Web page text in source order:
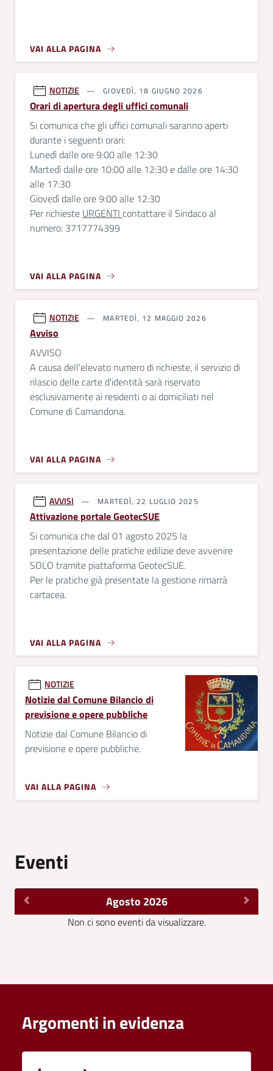
VAI ALLA PAGINA
NOTIZIE GIOVEDÌ, 18 GIUGNO 2026
Orari di apertura degli uffici comunali
Si comunica che gli uffici comunali saranno aperti
durante i seguenti orari:
Lunedì dalle ore 9:00 alle 12:30
Martedì dalle ore 10:00 alle 12:30 e dalle ore 14:30
alle 17:30
Giovedì dalle ore 9:00 alle 12:30
Per richieste URGENTI contattare il Sindaco al
numero: 3717774399
VAI ALLA PAGINA
NOTIZIE MARTEDÌ, 12 MAGGIO 2026
Avviso
AVVISO
A causa dell'elevato numero di richieste, il servizio di
rilascio delle carte d'identità sarà riservato
esclusivamente ai residenti o ai domiciliati nel
Comune di Camandona.
VAI ALLA PAGINA
AVVISI MARTEDÌ, 22 LUGLIO 2025
Attivazione portale GeotecSUE
Si comunica che dal 01 agosto 2025 la
presentazione delle pratiche edilizie deve avvenire
SOLO tramite piattaforma GeotecSUE.
Per le pratiche già presentate la gestione rimarrà
cartacea.
VAI ALLA PAGINA
NOTIZIE
Notizie dal Comune Bilancio di
previsione e opere pubbliche
Notizie dal Comune Bilancio di
previsione e opere pubbliche.
VAI ALLA PAGINA
Eventi
Agosto 2026
Non ci sono eventi da visualizzare.
Argomenti in evidenza